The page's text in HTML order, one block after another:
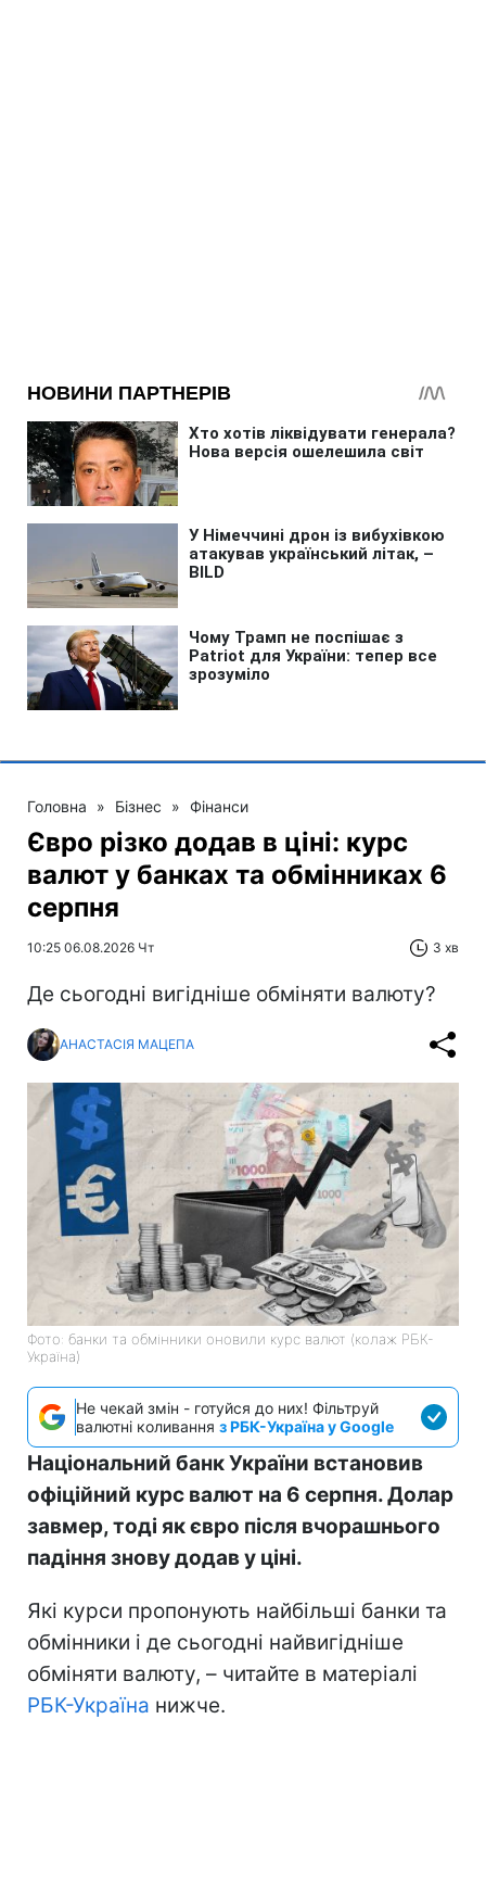
Головна » Бізнес » Фінанси
Євро різко додав в ціні: курс
валют у банках та обмінниках 6
серпня
10:25 06.08.2026 Чт 3 хв
Де сьогодні вигідніше обміняти валюту?
АНАСТАСІЯ МАЦЕПА
Фото: банки та обмінники оновили курс валют (колаж РБК-
Україна)
Не чекай змін - готуйся до них! Фільтруй
валютні коливання з РБК-Україна у Google
Національний банк України встановив
офіційний курс валют на 6 серпня. Долар
завмер, тоді як євро після вчорашнього
падіння знову додав у ціні.
Які курси пропонують найбільші банки та
обмінники і де сьогодні найвигідніше
обміняти валюту, – читайте в матеріалі
РБК-Україна нижче.